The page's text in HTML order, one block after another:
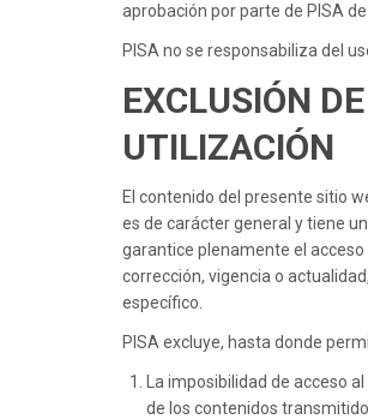
aprobación por parte de PISA
PISA no se responsabiliza del
EXCLUSIÓN
UTILIZACIÓN
El contenido del presente sitio
es de carácter general y tiene
garantice plenamente el
corrección, vigencia o
específico.
PISA excluye, hasta donde
La imposibilidad de acceso
de los contenidos